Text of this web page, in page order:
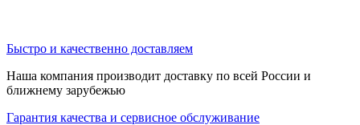
Быстро и качественно доставляем
Наша компания производит доставку по всей России и
ближнему зарубежью
Гарантия качества и сервисное обслуживание